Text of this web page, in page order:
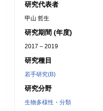
研究代表者
甲山 哲生
研究期間 (年度)
2017 – 2019
研究種目
若手研究(B)
研究分野
生物多様性・分類